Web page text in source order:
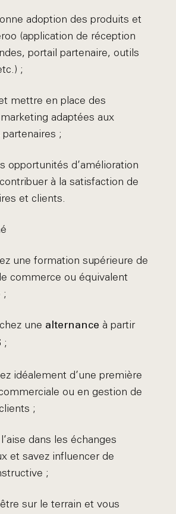
adoption des produits et
(application de réception
portail partenaire, outils
;
mettre en place des
adaptées aux
;
opportunités d’amélioration
à la satisfaction de
et clients.
une formation supérieure de
commerce ou équivalent
;
une alternance à partir
;
idéalement d’une première
ou en gestion de
;
dans les échanges
et savez influencer de
;
sur le terrain et vous